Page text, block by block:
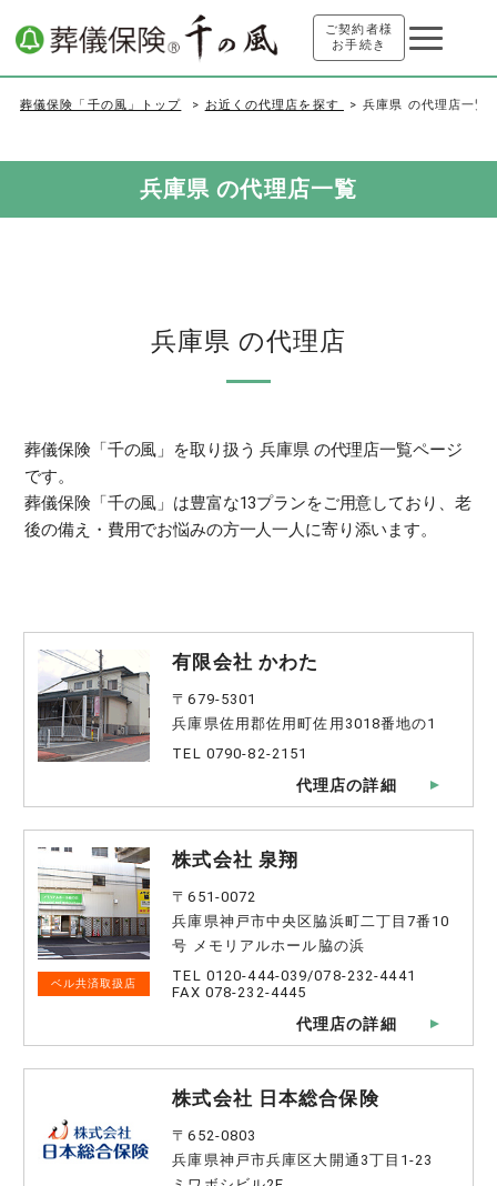
ご契約者様
お手続き
葬儀保険「千の風」トップ お近くの代理店を探す 兵庫県 の代理店一覧
兵庫県 の代理店一覧
兵庫県 の代理店
葬儀保険「千の風」を取り扱う 兵庫県 の代理店一覧ページ
です。
葬儀保険「千の風」は豊富な13プランをご用意しており、老
後の備え・費用でお悩みの方一人一人に寄り添います。
有限会社 かわた
〒679-5301
兵庫県佐用郡佐用町佐用3018番地の1
TEL 0790-82-2151
代理店の詳細
ベル共済取扱店
株式会社 泉翔
〒651-0072
兵庫県神戸市中央区脇浜町二丁目7番10
号 メモリアルホール脇の浜
TEL 0120-444-039/078-232-4441
FAX 078-232-4445
代理店の詳細
株式会社 日本総合保険
〒652-0803
兵庫県神戸市兵庫区大開通3丁目1-23